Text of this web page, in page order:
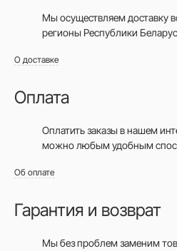
Мы осуществляем доставку
регионы Республики
О доставке
Оплата
Оплатить заказы в нашем
можно любым удобным
Об оплате
Гарантия и возврат
Мы без проблем заменим